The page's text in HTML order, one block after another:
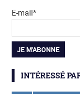
E-mail*
INTÉRESSÉ